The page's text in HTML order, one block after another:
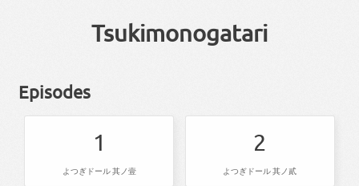
Tsukimonogatari
Episodes
1
よつぎドール 其ノ壹
2
よつぎドール 其ノ貳